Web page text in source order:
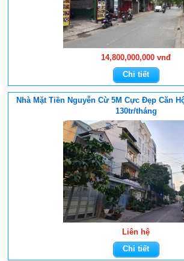
14,800,000,000 vnđ
Chi tiết
Nhà Mặt Tiền Nguyễn Cừ 5M Cực Đẹp Căn
130tr/tháng
Liên hệ
Chi tiết